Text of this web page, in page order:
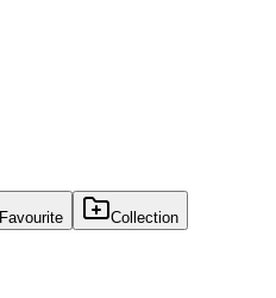
Favourite Collection